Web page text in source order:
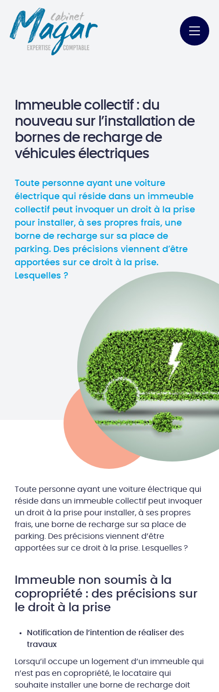
Immeuble collectif : du
nouveau sur l’installation de
bornes de recharge de
véhicules électriques
Toute personne ayant une voiture
électrique qui réside dans un immeuble
collectif peut invoquer un droit à la prise
pour installer, à ses propres frais, une
borne de recharge sur sa place de
parking. Des précisions viennent d’être
apportées sur ce droit à la prise.
Lesquelles ?
Toute personne ayant une voiture électrique qui
réside dans un immeuble collectif peut invoquer
un droit à la prise pour installer, à ses propres
frais, une borne de recharge sur sa place de
parking. Des précisions viennent d’être
apportées sur ce droit à la prise. Lesquelles ?
Immeuble non soumis à la
copropriété : des précisions sur
le droit à la prise
Notification de l’intention de réaliser des
travaux
Lorsqu’il occupe un logement d’un immeuble qui
n’est pas en copropriété, le locataire qui
souhaite installer une borne de recharge doit